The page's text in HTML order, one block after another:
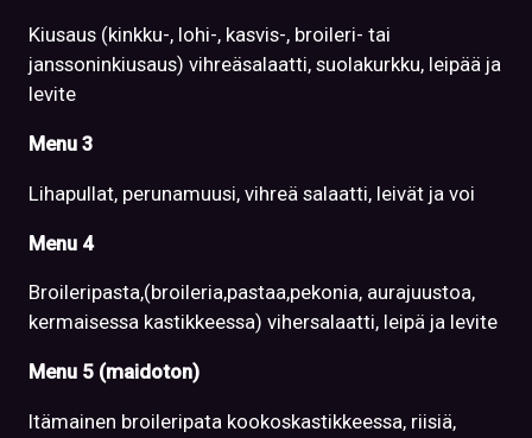
Kiusaus (kinkku-, lohi-, kasvis-, broileri- tai
janssoninkiusaus) vihreäsalaatti, suolakurkku, leipää ja
levite
Menu 3
Lihapullat, perunamuusi, vihreä salaatti, leivät ja voi
Menu 4
Broileripasta,(broileria,pastaa,pekonia, aurajuustoa,
kermaisessa kastikkeessa) vihersalaatti, leipä ja levite
Menu 5 (maidoton)
Itämainen broileripata kookoskastikkeessa, riisiä,